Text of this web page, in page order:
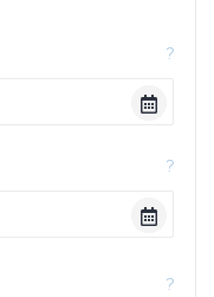
?
?
?